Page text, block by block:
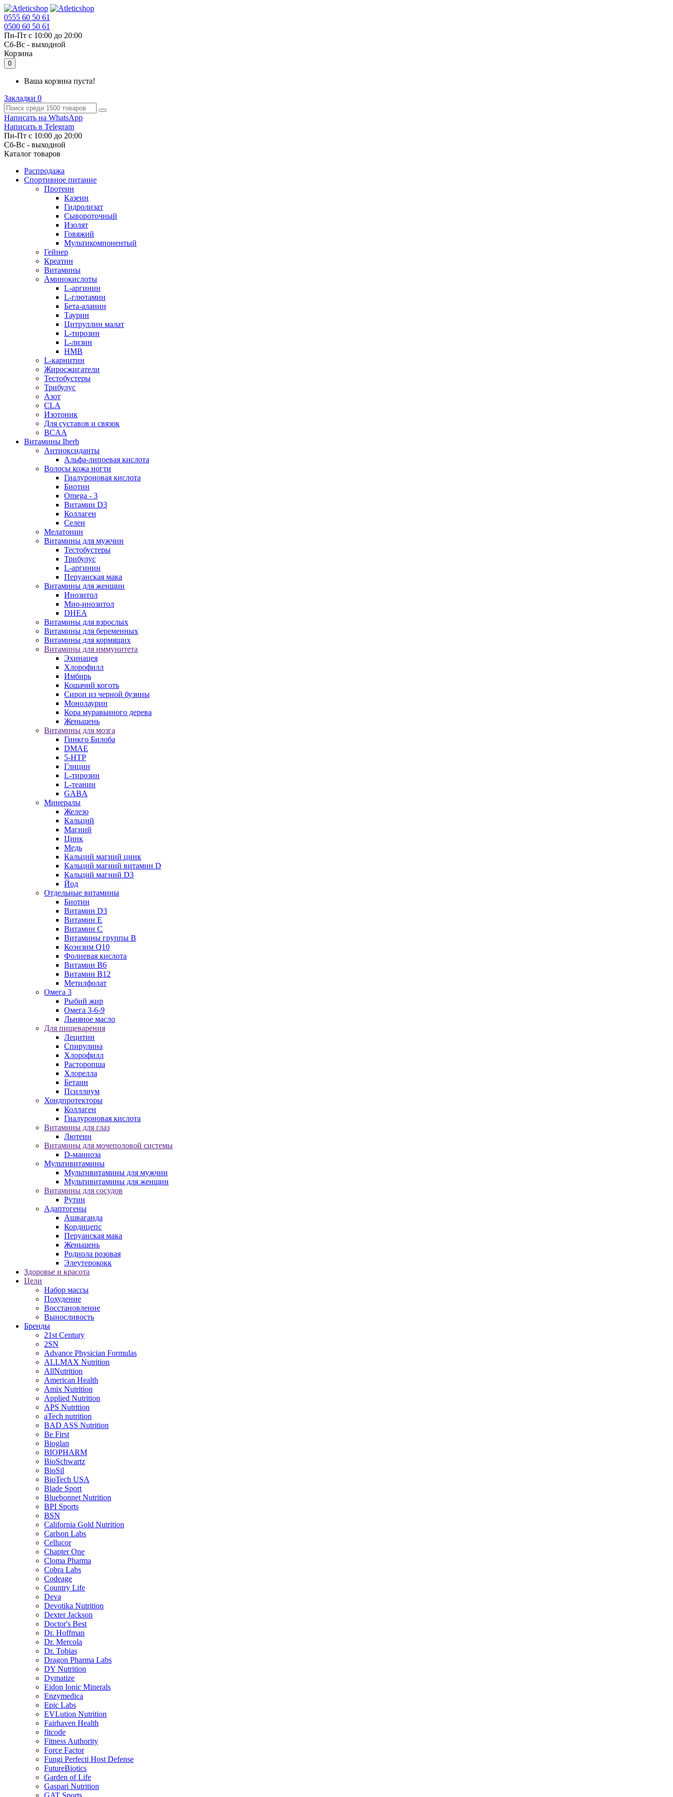
0555 60 50 61
0500 60 50 61
Пн-Пт с 10:00 до 20:00
Cб-Вс - выходной
Корзина
0
Ваша корзина пуста!
Закладки 0
Написать на WhatsApp
Написать в Telegram
Пн-Пт с 10:00 до 20:00
Cб-Вс - выходной
Каталог товаров
Распродажа
Спортивное питание
Протеин
Казеин
Гидролизат
Сывороточный
Изолят
Говяжий
Мультикомпонентый
Гейнер
Креатин
Витамины
Аминокислоты
L-аргинин
L-глютамин
Бета-аланин
Таурин
Цитруллин малат
L-тирозин
L-лизин
HMB
L-карнитин
Жиросжигатели
Тестобустеры
Трибулус
Азот
CLA
Изотоник
Для суставов и связок
BCAA
Витамины Iherb
Антиоксиданты
Альфа-липоевая кислота
Волосы кожа ногти
Гиалуроновая кислота
Биотин
Omega - 3
Витамин D3
Коллаген
Селен
Мелатонин
Витамины для мужчин
Тестобустеры
Трибулус
L-аргинин
Перуанская мака
Витамины для женщин
Инозитол
Мио-инозитол
DHEA
Витамины для взрослых
Витамины для беременных
Витамины для кормящих
Витамины для иммунитета
Эхинацея
Хлорофилл
Имбирь
Кошачий коготь
Сироп из черной бузины
Монолаурин
Кора муравьиного дерева
Женьшень
Витамины для мозга
Гинкго Билоба
DMAE
5-HTP
Глицин
L-тирозин
L-теанин
GABA
Минералы
Железо
Кальций
Магний
Цинк
Медь
Кальций магний цинк
Кальций магний витамин D
Кальций магний D3
Йод
Отдельные витамины
Биотин
Витамин D3
Витамин E
Витамин C
Витамины группы B
Коэнзим Q10
Фолиевая кислота
Витамин B6
Витамин B12
Метилфолат
Омега 3
Рыбий жир
Омега 3-6-9
Льняное масло
Для пищеварения
Лецитин
Спирулина
Хлорофилл
Расторопша
Хлорелла
Бетаин
Псиллиум
Хондпротекторы
Коллаген
Гиалуроновая кислота
Витамины для глаз
Лютеин
Витамины для мочеполовой системы
D-манноза
Мультивитамины
Мультивитамины для мужчин
Мультивитамины для женщин
Витамины для сосудов
Рутин
Адаптогены
Ашваганда
Кордицепс
Перуанская мака
Женьшень
Родиола розовая
Элеутерококк
Здоровье и красота
Цели
Набор массы
Похудение
Восстановление
Выносливость
Бренды
21st Century
2SN
Advance Physician Formulas
ALLMAX Nutrition
AllNutrition
American Health
Amix Nutrition
Applied Nutrition
APS Nutrition
aTech nutrition
BAD ASS Nutrition
Be First
Bioglan
BIOPHARM
BioSchwartz
BioSil
BioTech USA
Blade Sport
Bluebonnet Nutrition
BPI Sports
BSN
California Gold Nutrition
Carlson Labs
Cellucor
Chapter One
Cloma Pharma
Cobra Labs
Codeage
Country Life
Deva
Devotika Nutrition
Dexter Jackson
Doctor's Best
Dr. Hoffman
Dr. Mercola
Dr. Tobias
Dragon Pharma Labs
DY Nutrition
Dymatize
Eidon Ionic Minerals
Enzymedica
Epic Labs
EVLution Nutrition
Fairhaven Health
fitcode
Fitness Authority
Force Factor
Fungi Perfecti Host Defense
FutureBiotics
Garden of Life
Gaspari Nutrition
GAT Sports